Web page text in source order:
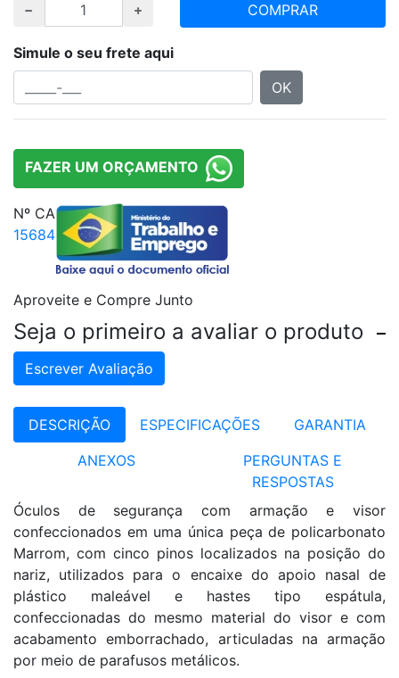
COMPRAR
Simule o seu frete aqui
OK
FAZER UM ORÇAMENTO
Nº CA
15684
Aproveite e Compre Junto
Seja o primeiro a avaliar o produto
Escrever Avaliação
DESCRIÇÃO ESPECIFICAÇÕES
GARANTIA
ANEXOS
PERGUNTAS E
RESPOSTAS
Óculos de segurança com armação e visor
confeccionados em uma única peça de policarbonato
Marrom, com cinco pinos localizados na posição do
nariz, utilizados para o encaixe do apoio nasal de
plástico maleável e hastes tipo espátula,
confeccionadas do mesmo material do visor e com
acabamento emborrachado, articuladas na armação
por meio de parafusos metálicos.